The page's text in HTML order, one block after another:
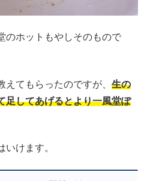
のホットもやしそのもので
てもらったのですが、 生の
足してあげるとより一風堂ぽ
いけます。